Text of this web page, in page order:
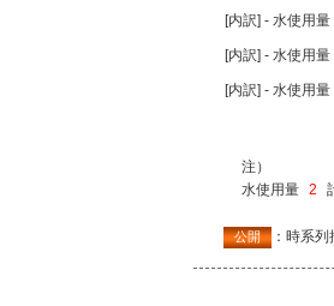
[内訳] - 水使用量
[内訳] - 水使用量
[内訳] - 水使用量
注）
水使用量 2
公開 ：時系